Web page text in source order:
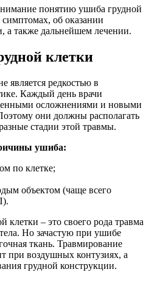
понятию ушиба грудной
об оказании
а также дальнейшем лечении.
клетки
является редкостью в
Каждый день врачи
осложнениями и новыми
они должны располагать
стадии этой травмы.
ушиба:
по клетке;
объектом (чаще всего
– это своего рода травма
Но зачастую при ушибе
ткань. Травмирование
при воздушных контузиях, а
грудной конструкции.